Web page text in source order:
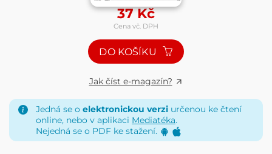
37Kč
Cena vč. DPH
DO KOŠÍKU
Jak číst e-magazín?
Jedná se o elektronickou verzi určenou ke čtení
online, nebo v aplikaci Mediatéka.
Nejedná se o PDF ke stažení.